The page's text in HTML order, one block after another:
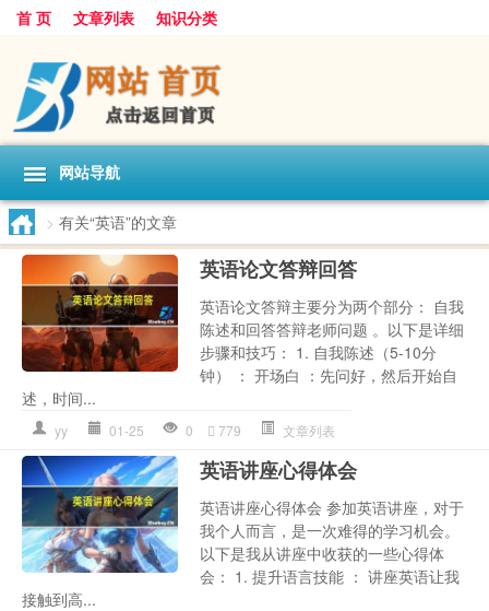
首 页 文章列表 知识分类
网站导航
> 有关“英语”的文章
英语论文答辩回答
英语论文答辩主要分为两个部分： 自我
陈述和回答答辩老师问题 。以下是详细
步骤和技巧： 1. 自我陈述（5-10分
钟） ： 开场白 ：先问好，然后开始自
述，时间...
yy 01-25 0 779 文章列表
英语讲座心得体会
英语讲座心得体会 参加英语讲座，对于
我个人而言，是一次难得的学习机会。
以下是我从讲座中收获的一些心得体
会： 1. 提升语言技能 ： 讲座英语让我
接触到高...